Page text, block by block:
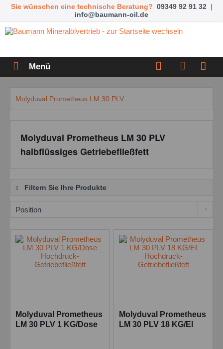
Sie wünschen eine technische Beratung? 09349 92 91 32 |
info@baumann-oil.de
Menü
Molyduval Prometheus LM 30 PLV
Molyduval Prometheus LM 30 PLV
halbflüssiges Getriebefließfett
Filtern Sie Ihre Produkte
Molyduval Prometheus
LM 30 PLV 1 KG/Dose
Molyduval Prometheus
LM 30 PLV 18 KG/EI